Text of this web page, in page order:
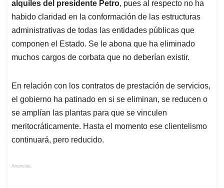
alquiles del presidente Petro, pues al respecto no ha
habido claridad en la conformación de las estructuras
administrativas de todas las entidades públicas que
componen el Estado. Se le abona que ha eliminado
muchos cargos de corbata que no deberían existir.
En relación con los contratos de prestación de servicios,
el gobierno ha patinado en si se eliminan, se reducen o
se amplían las plantas para que se vinculen
meritocráticamente. Hasta el momento ese clientelismo
continuará, pero reducido.
Anuncios.